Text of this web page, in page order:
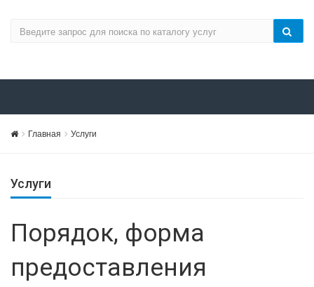
Главная Услуги
Услуги
Порядок, форма
предоставления